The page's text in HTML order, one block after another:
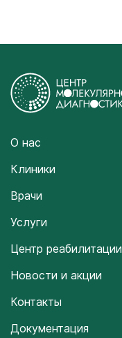
О нас
Клиники
Врачи
Услуги
Центр реабилитации
Новости и акции
Контакты
Документация